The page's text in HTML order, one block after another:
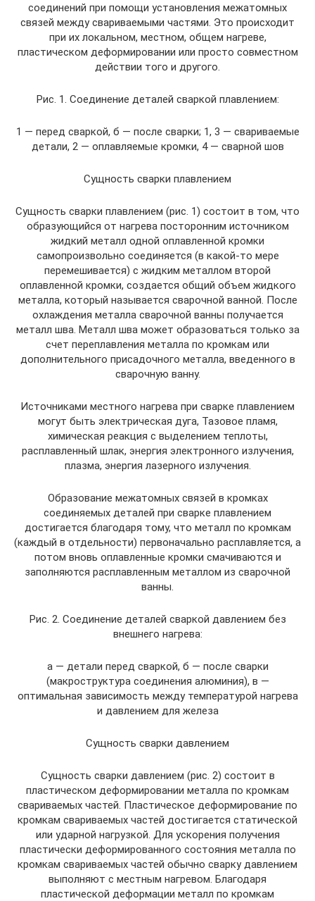
соединений при помощи установления межатомных
связей между свариваемыми частями. Это происходит
при их локальном, местном, общем нагреве,
пластическом деформировании или просто совместном
действии того и другого.
Рис. 1. Соединение деталей сваркой плавлением:
1 — перед сваркой, б — после сварки; 1, 3 — свариваемые
детали, 2 — оплавляемые кромки, 4 — сварной шов
Сущность сварки плавлением
Сущность сварки плавлением (рис. 1) состоит в том, что
образующийся от нагрева посторонним источником
жидкий металл одной оплавленной кромки
самопроизвольно соединяется (в какой-то мере
перемешивается) с жидким металлом второй
оплавленной кромки, создается общий объем жидкого
металла, который называется сварочной ванной. После
охлаждения металла сварочной ванны получается
металл шва. Металл шва может образоваться только за
счет переплавления металла по кромкам или
дополнительного присадочного металла, введенного в
сварочную ванну.
Источниками местного нагрева при сварке плавлением
могут быть электрическая дуга, Тазовое пламя,
химическая реакция с выделением теплоты,
расплавленный шлак, энергия электронного излучения,
плазма, энергия лазерного излучения.
Образование межатомных связей в кромках
соединяемых деталей при сварке плавлением
достигается благодаря тому, что металл по кромкам
(каждый в отдельности) первоначально расплавляется, а
потом вновь оплавленные кромки смачиваются и
заполняются расплавленным металлом из сварочной
ванны.
Рис. 2. Соединение деталей сваркой давлением без
внешнего нагрева:
а — детали перед сваркой, б — после сварки
(макроструктура соединения алюминия), в —
оптимальная зависимость между температурой нагрева
и давлением для железа
Сущность сварки давлением
Сущность сварки давлением (рис. 2) состоит в
пластическом деформировании металла по кромкам
свариваемых частей. Пластическое деформирование по
кромкам свариваемых частей достигается статической
или ударной нагрузкой. Для ускорения получения
пластически деформированного состояния металла по
кромкам свариваемых частей обычно сварку давлением
выполняют с местным нагревом. Благодаря
пластической деформации металл по кромкам